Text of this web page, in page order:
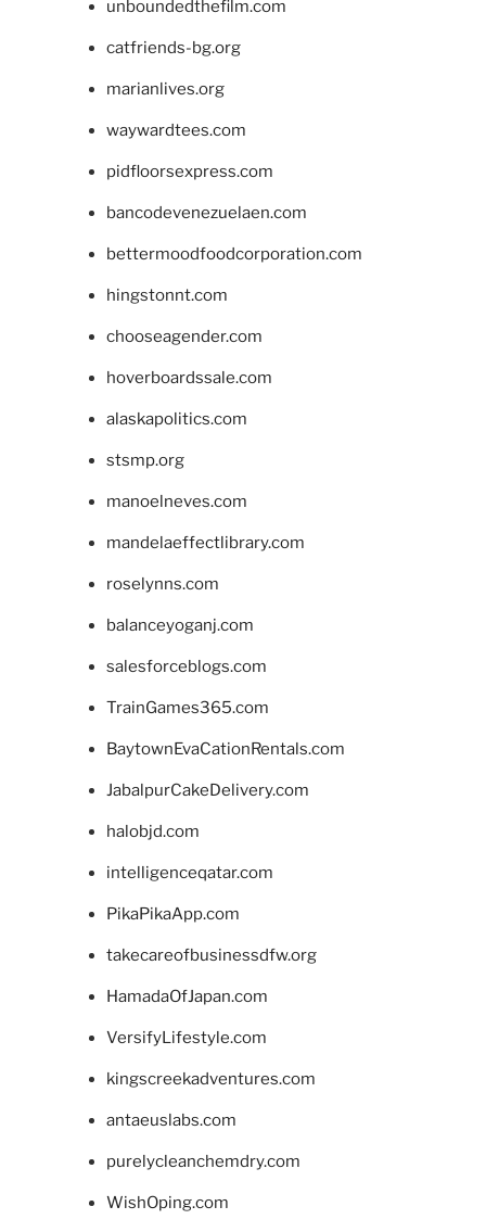
unboundedthefilm.com
catfriends-bg.org
marianlives.org
waywardtees.com
pidfloorsexpress.com
bancodevenezuelaen.com
bettermoodfoodcorporation.com
hingstonnt.com
chooseagender.com
hoverboardssale.com
alaskapolitics.com
stsmp.org
manoelneves.com
mandelaeffectlibrary.com
roselynns.com
balanceyoganj.com
salesforceblogs.com
TrainGames365.com
BaytownEvaCationRentals.com
JabalpurCakeDelivery.com
halobjd.com
intelligenceqatar.com
PikaPikaApp.com
takecareofbusinessdfw.org
HamadaOfJapan.com
VersifyLifestyle.com
kingscreekadventures.com
antaeuslabs.com
purelycleanchemdry.com
WishOping.com